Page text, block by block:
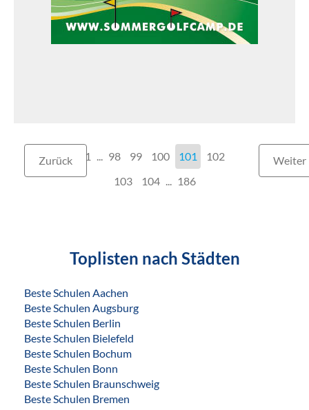
Zurück 1 98 99 100 101
102
103
104 186
Weiter
Toplisten nach Städten
Beste Schulen Aachen
Beste Schulen Augsburg
Beste Schulen Berlin
Beste Schulen Bielefeld
Beste Schulen Bochum
Beste Schulen Bonn
Beste Schulen Braunschweig
Beste Schulen Bremen